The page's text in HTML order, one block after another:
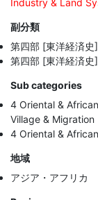
Industry & Land
副分類
第四部 [東洋経済
第四部 [東洋経済
Sub categories
4 Oriental &
Village & Migration
4 Oriental &
地域
アジア・アフリカ